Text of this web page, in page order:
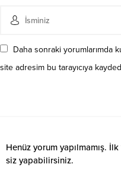
Daha sonraki yorumlarımda
site adresim bu tarayıcıya
Henüz yorum yapılmamış.
siz yapabilirsiniz.